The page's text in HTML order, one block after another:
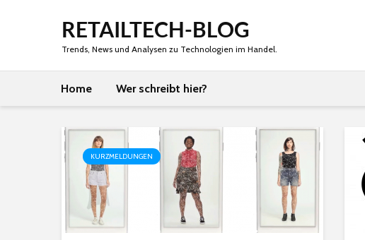
RETAILTECH-BLOG
Trends, News und Analysen zu Technologien im Handel.
Home Wer schreibt hier?
KURZMELDUNGEN